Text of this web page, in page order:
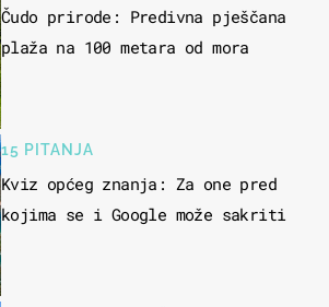
Čudo prirode: Predivna pješčana
plaža na 100 metara od mora
15 PITANJA
Kviz općeg znanja: Za one pred
kojima se i Google može sakriti